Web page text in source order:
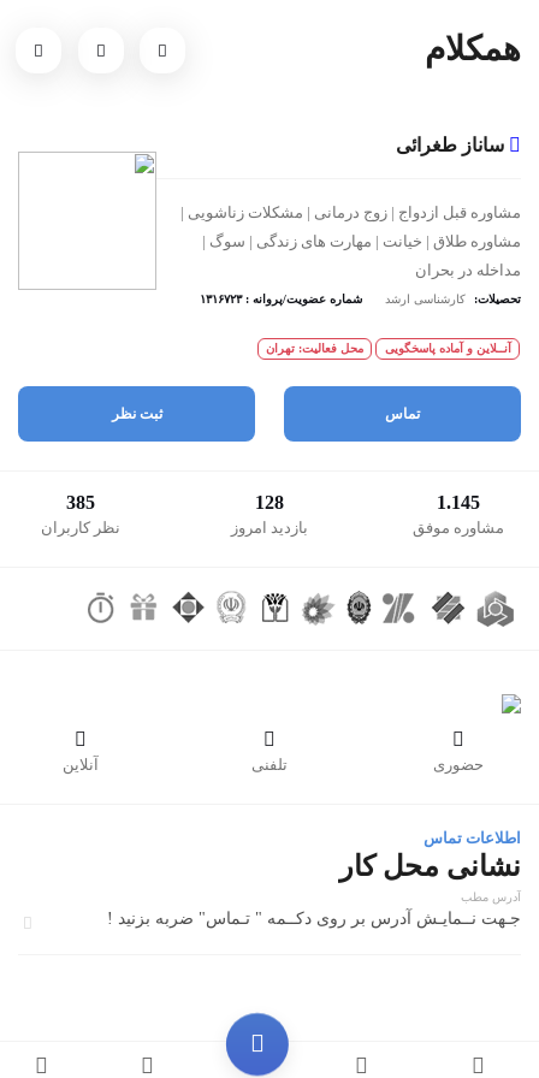
همکلام
ساناز طغرائی
مشاوره قبل ازدواج | زوج درمانی | مشکلات زناشویی |
مشاوره طلاق | خیانت | مهارت های زندگی | سوگ |
مداخله در بحران
تحصیلات: کارشناسی ارشد شماره عضویت/پروانه : ۱۳۱۶۷۲۳
آنــلاین و آماده پاسخگویی محل فعالیت: تهران
تماس ثبت نظر
1.145
مشاوره موفق
128
بازدید امروز
385
نظر کاربران

حضوری

تلفنی

آنلاین
اطلاعات تماس
نشانی محل کار
آدرس مطب
جـهت نــمایـش آدرس بر روی دکــمه " تـماس" ضربه بزنید !